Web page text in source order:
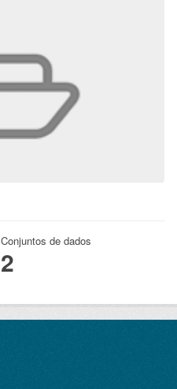
Conjuntos de dados
2